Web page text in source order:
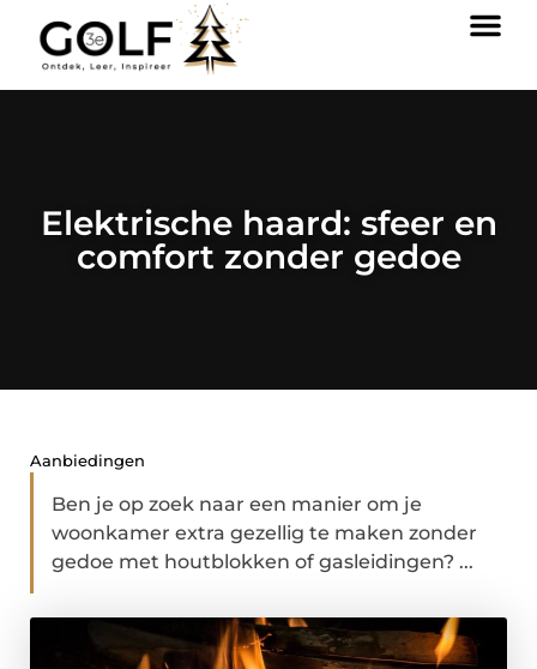
Elektrische haard: sfeer en
comfort zonder gedoe
Aanbiedingen
Ben je op zoek naar een manier om je
woonkamer extra gezellig te maken zonder
gedoe met houtblokken of gasleidingen? ...